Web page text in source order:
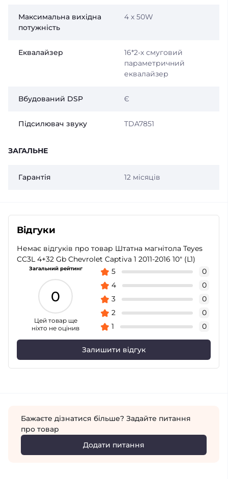
Максимальна вихідна
потужність
4 x 50W
Еквалайзер
16*2-х смуговий
параметричний
еквалайзер
Вбудований DSP Є
Підсилювач звуку TDA7851
ЗАГАЛЬНЕ
Гарантія 12 місяців
Відгуки
Немає відгуків про товар Штатна магнітола Teyes
CC3L 4+32 Gb Chevrolet Captiva 1 2011-2016 10" (L1)
Загальний рейтинг
0
Цей товар ще
ніхто не оцінив
5
0
4
0
3
0
2
0
1
0
Залишити відгук
Бажаєте дізнатися більше? Задайте питання
про товар
Додати питання